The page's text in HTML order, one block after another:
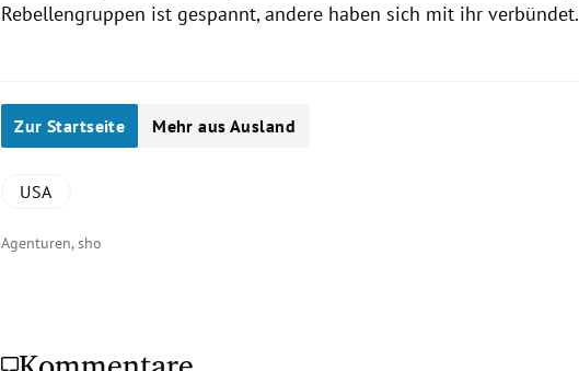
Rebellengruppen ist gespannt, andere haben sich mit ihr verbündet.
Zur Startseite Mehr aus Ausland
USA
Agenturen, sho